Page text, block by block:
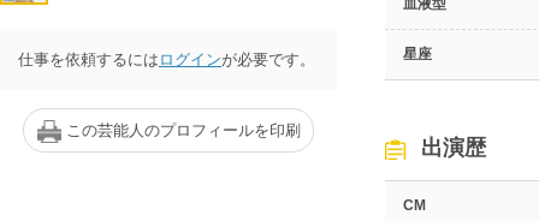
仕事を依頼するには ログインが必要です。
この芸能人のプロフィールを印刷
血液型
星座
出演歴
CM